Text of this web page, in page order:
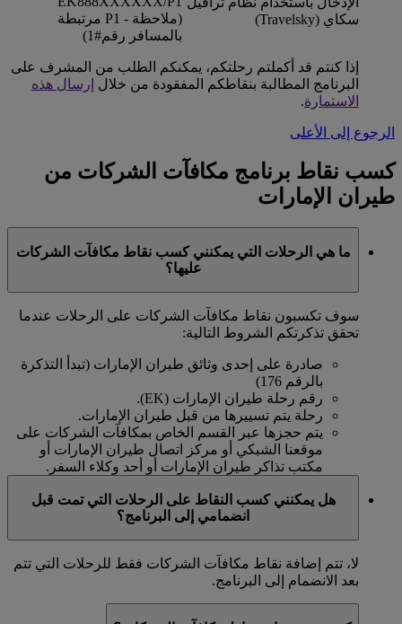
سكاي (Travelsky)
(ملاحظة - P1 مرتبطة
بالمسافر رقم#1)
إذا كنتم قد أكملتم رحلتكم، يمكنكم الطلب من المشرف على
البرنامج المطالبة بنقاطكم المفقودة من خلال إرسال هذه
الاستمارة.
الرجوع إلى الأعلى
كسب نقاط برنامج مكافآت الشركات من
طيران الإمارات
ما هي الرحلات التي يمكنني كسب نقاط مكافآت الشركات
عليها؟
سوف تكسبون نقاط مكافآت الشركات على الرحلات عندما
تحقق تذكرتكم الشروط التالية:
صادرة على إحدى وثائق طيران الإمارات (تبدأ التذكرة
بالرقم 176)
رقم رحلة طيران الإمارات (EK).
رحلة يتم تسييرها من قبل طيران الإمارات.
يتم حجزها عبر القسم الخاص بمكافآت الشركات على
موقعنا الشبكي أو مركز اتصال طيران الإمارات أو
مكتب تذاكر طيران الإمارات أو أحد وكلاء السفر.
هل يمكنني كسب النقاط على الرحلات التي تمت قبل
انضمامي إلى البرنامج؟
لا، تتم إضافة نقاط مكافآت الشركات فقط للرحلات التي تتم
بعد الانضمام إلى البرنامج.